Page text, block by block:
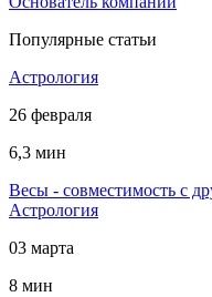
Популярные статьи
Астрология
26 февраля
6,3 мин
Весы - совместимость с
Астрология
03 марта
8 мин